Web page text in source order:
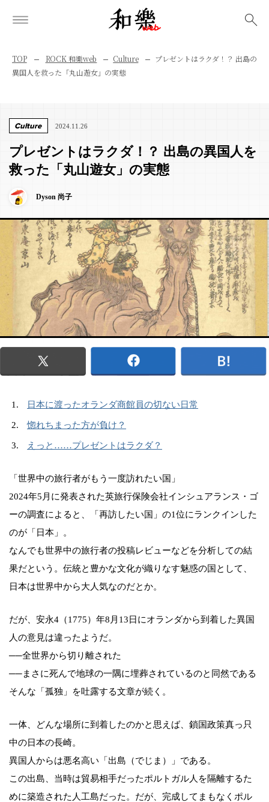
TOP ROCK 和樂web Culture
プレゼントはラクダ！？ 出島の
異国人を救った「丸山遊女」の実態
Culture 2024.11.26
プレゼントはラクダ！？ 出島の異国人を
救った「丸山遊女」の実態
Dyson 尚子
日本に渡ったオランダ商館員の切ない日常
惚れちまった方が負け？
えっと……プレゼントはラクダ？
「世界中の旅行者がもう一度訪れたい国」
2024年5月に発表された英旅行保険会社インシュアランス・ゴ
ーの調査によると、「再訪したい国」の1位にランクインした
のが「日本」。
なんでも世界中の旅行者の投稿レビューなどを分析しての結
果だという。伝統と豊かな文化が織りなす魅惑の国として、
日本は世界中から大人気なのだとか。
だが、安永4（1775）年8月13日にオランダから到着した異国
人の意見は違ったようだ。
──全世界から切り離された
──まさに死んで地球の一隅に埋葬されているのと同然である
そんな「孤独」を吐露する文章が続く。
一体、どんな場所に到着したのかと思えば、鎖国政策真っ只
中の日本の長崎。
異国人からは悪名高い「出島（でじま）」である。
この出島、当時は貿易相手だったポルトガル人を隔離するた
めに築造された人工島だった。だが、完成してまもなくポル